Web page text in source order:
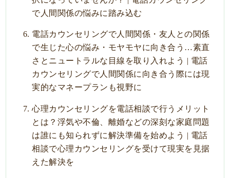
で人間関係の悩みに踏み込む
電話カウンセリングで人間関係・友人との関係
で生じた心の悩み・モヤモヤに向き合う…素直
さとニュートラルな目線を取り入れよう | 電話
カウンセリングで人間関係に向き合う際には現
実的なマネープランも視野に
心理カウンセリングを電話相談で行うメリット
とは？浮気や不倫、離婚などの深刻な家庭問題
は誰にも知られずに解決準備を始めよう | 電話
相談で心理カウンセリングを受けて現実を見据
えた解決を